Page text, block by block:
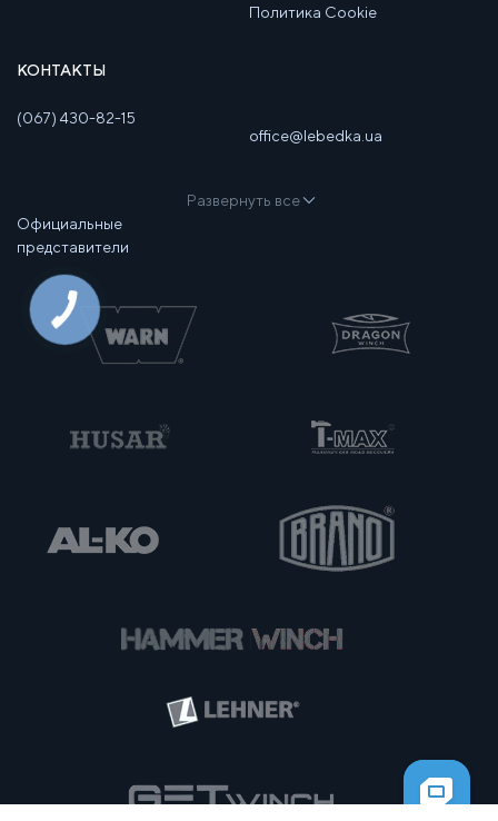
Политика Cookie
КОНТАКТЫ
(067) 430-82-15
office@lebedka.ua
Развернуть все
Официальные
представители